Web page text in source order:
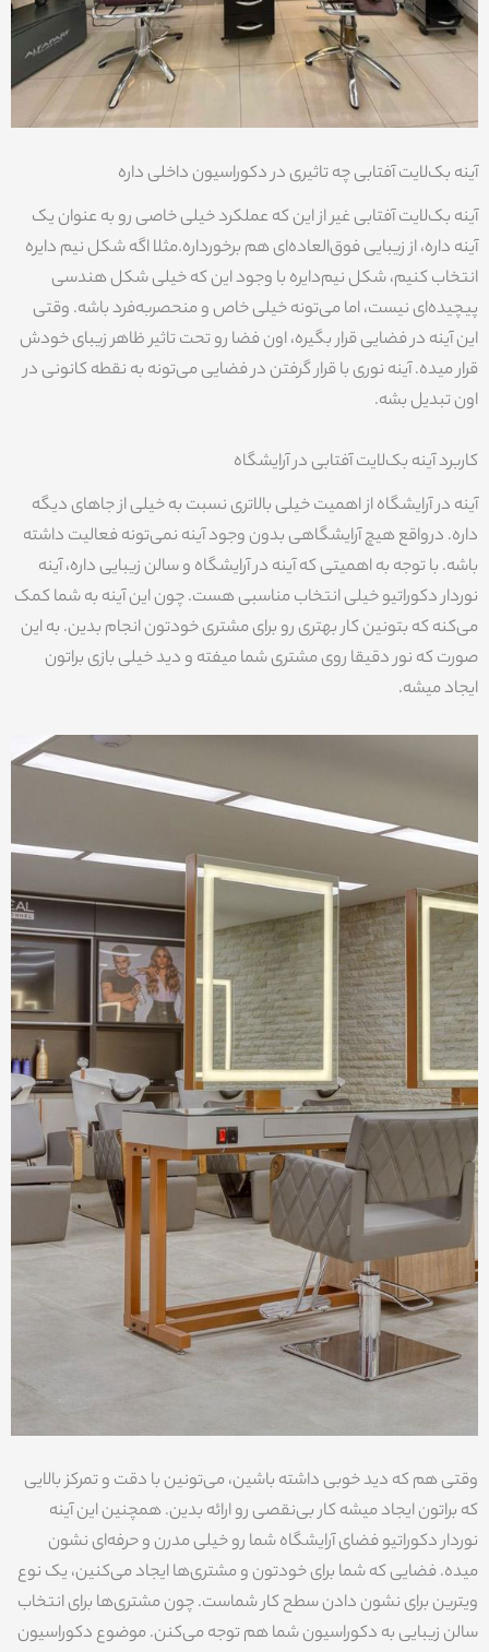
آینه بک‌لایت آفتابی چه تاثیری در دکوراسیون داخلی داره
آینه بک‌لایت آفتابی غیر از این که عملکرد خیلی خاصی رو به عنوان یک
آینه داره، از زیبایی فوق‌العاده‌ای هم برخورداره.مثلا اگه شکل نیم دایره
انتخاب کنیم، شکل نیم‌دایره با وجود این که خیلی شکل هندسی
پیچیده‌ای نیست، اما می‌تونه خیلی خاص و منحصربه‌فرد باشه. وقتی
این آینه در فضایی قرار بگیره، اون فضا رو تحت تاثیر ظاهر زیبای خودش
قرار میده. آینه نوری با قرار گرفتن در فضایی می‌تونه به نقطه کانونی در
اون تبدیل بشه.
کاربرد آینه بک‌لایت آفتابی در آرایشگاه
آینه در آرایشگاه از اهمیت خیلی بالاتری نسبت به خیلی از جاهای دیگه
داره. درواقع هیچ آرایشگاهی بدون وجود آینه نمی‌تونه فعالیت داشته
باشه. با توجه به اهمیتی که آینه در آرایشگاه و سالن زیبایی داره، آینه
نوردار دکوراتیو خیلی انتخاب مناسبی هست. چون این آینه به شما کمک
می‌کنه که بتونین کار بهتری رو برای مشتری خودتون انجام بدین. به این
صورت که نور دقیقا روی مشتری شما میفته و دید خیلی بازی براتون
ایجاد میشه.
وقتی هم که دید خوبی داشته باشین، می‌تونین با دقت و تمرکز بالایی
که براتون ایجاد میشه کار بی‌نقصی رو ارائه بدین. همچنین این آینه
نوردار دکوراتیو فضای آرایشگاه شما رو خیلی مدرن و حرفه‌ای نشون
میده. فضایی که شما برای خودتون و مشتری‌ها ایجاد می‌کنین، یک نوع
ویترین برای نشون دادن سطح کار شماست. چون مشتری‌ها برای انتخاب
سالن زیبایی به دکوراسیون شما هم توجه می‌کنن. موضوع دکوراسیون